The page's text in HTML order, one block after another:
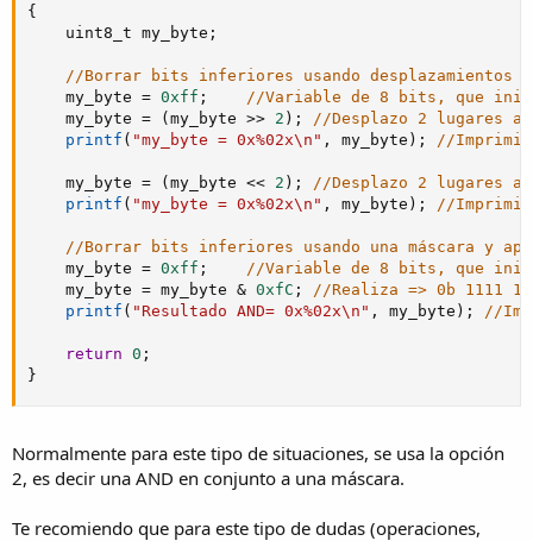
{
    uint8_t my_byte
;
//Borrar bits inferiores usando desplazamientos
    my_byte
= 0xff ;
//Variable de 8 bits, que
    my_byte
= ( my_byte >> 2 ) ;
//Desplazo 2 lugares a
printf ( "my_byte = 0x%02x\n" , my_byte ) ; //
    my_byte
= ( my_byte << 2 ) ;
//Desplazo 2 lugares
printf ( "my_byte = 0x%02x\n" , my_byte ) ; //
//Borrar bits inferiores usando una máscara y
    my_byte
= 0xff ;
//Variable de 8 bits, que
    my_byte
= my_byte & 0xfC ;
//Realiza => 0b 1111
printf ( "Resultado AND= 0x%02x\n" , my_byte ) ; //
return 0 ;
}
Normalmente para este tipo de situaciones, se usa la opción
2, es decir una AND en conjunto a una máscara.
Te recomiendo que para este tipo de dudas (operaciones,